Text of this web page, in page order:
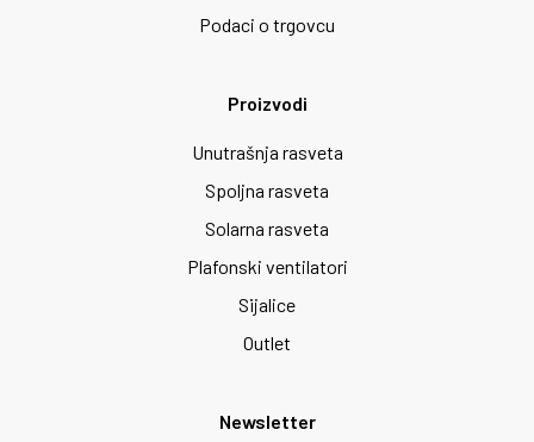
Podaci o trgovcu
Proizvodi
Unutrašnja rasveta
Spoljna rasveta
Solarna rasveta
Plafonski ventilatori
Sijalice
Outlet
Newsletter